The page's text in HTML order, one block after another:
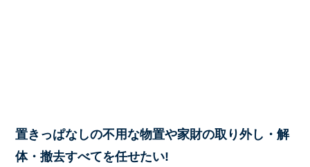
置きっぱなしの不用な物置や家財の取り外し・解
体・撤去すべてを任せたい!